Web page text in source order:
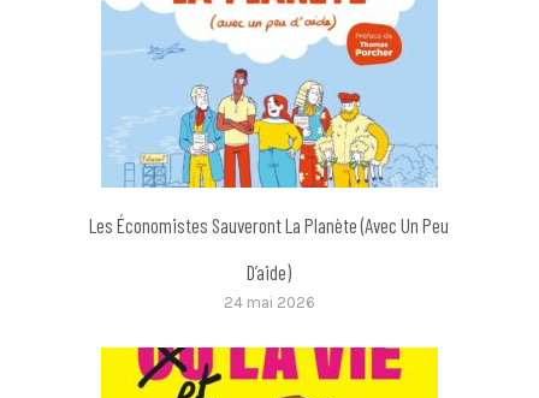
Les Économistes Sauveront La Planète (avec Un Peu
D’aide)
24 mai 2026